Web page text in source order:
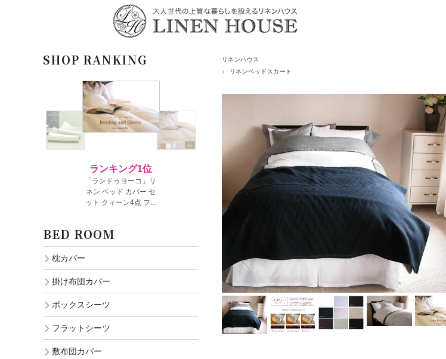
リネンハウス
リネンベッドスカート
SHOP RANKING
BED ROOM
枕カバー
掛け布団カバー
ボックスシーツ
フラットシーツ
敷布団カバー